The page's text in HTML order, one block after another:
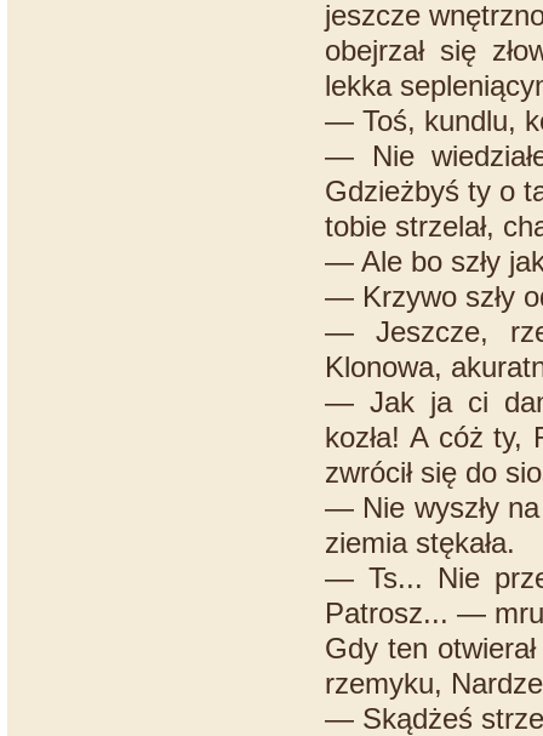
jeszcze
obejrzał się
lekka
— Toś, kundlu,
— Nie
Gdzieżbyś ty o
tobie strzelał,
— Ale bo szły
— Krzywo szły
— Jeszcze,
Klonowa,
— Jak ja ci
kozła! A cóż ty,
zwrócił się do
— Nie wyszły
ziemia stękała.
— Ts... Nie
Patrosz... —
Gdy ten
rzemyku,
— Skądżeś